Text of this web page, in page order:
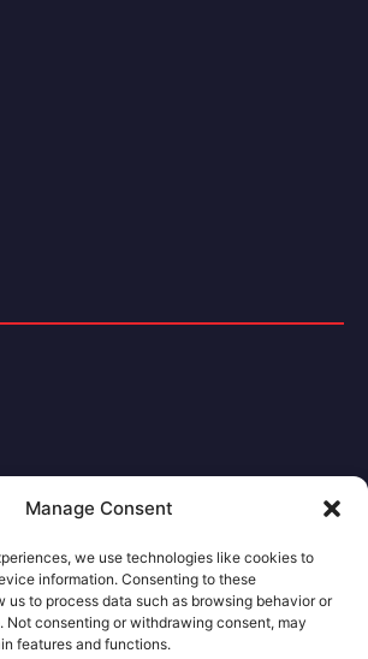
Manage Consent
we use technologies like cookies to
information. Consenting to these
us to process data such as browsing behavior or
Not consenting or withdrawing consent, may
features and functions.